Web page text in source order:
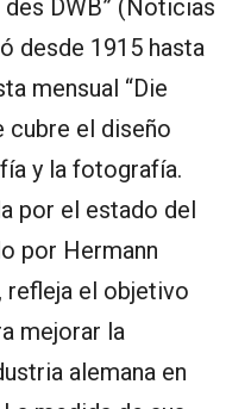
DWB” (Noticias
desde 1915 hasta
mensual “Die
cubre el diseño
y la fotografía.
por el estado del
por Hermann
refleja el objetivo
mejorar la
alemana en